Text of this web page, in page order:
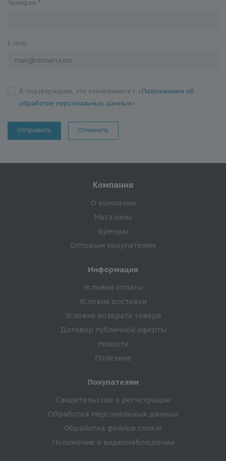
Телефон *
E-mail
Я подтверждаю, что ознакомился с «Положением об
обработке персональных данных»
Отменить
Компания
О компании
Магазины
Бренды
Оптовым покупателям
Информация
Условия оплаты
Условия доставки
Условия возврата товара
Договор публичной оферты
Новости
Полезное
Покупателям
Свидетельство о регистрации
Обработка персональных данных
Обработка файлов cookie
Положение о видеонаблюдении